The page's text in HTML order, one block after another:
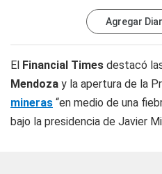
Agregar
El Financial Times destacó
Mendoza y la apertura de la
mineras “en medio de una
bajo la presidencia de Javier